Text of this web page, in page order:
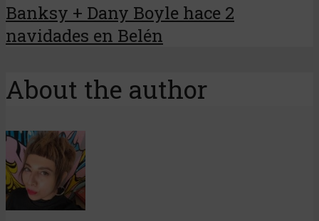
Banksy + Dany Boyle hace 2
navidades en Belén
About the author